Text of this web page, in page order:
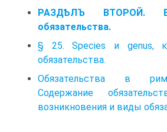
РАЗДѢЛЪ ВТОРОЙ.
обязательства.
§ 25. Species и genus,
обязательства.
Обязательства в
Содержание
возникновения и виды